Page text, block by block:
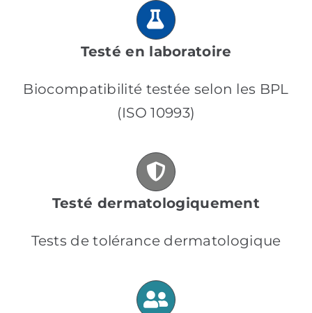
Testé en laboratoire
Biocompatibilité testée selon les BPL
(ISO 10993)
Testé dermatologiquement
Tests de tolérance dermatologique